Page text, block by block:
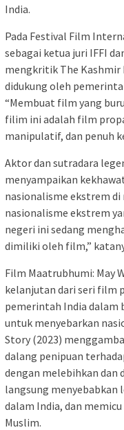
India.
Pada Festival Film
sebagai ketua juri IFFI
mengkritik The Kashmir
didukung oleh
“Membuat film yang
filim ini adalah film
manipulatif, dan penuh
Aktor dan sutradara
menyampaikan
nasionalisme ekstrem di
nasionalisme ekstrem
negeri ini sedang
dimiliki oleh film,”
Film Maatrubhumi: May
kelanjutan dari seri film
pemerintah India dalam
untuk menyebarkan
Story (2023)
dalang penipuan
dengan melebihkan dan
langsung
dalam India, dan
Muslim.